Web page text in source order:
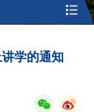
学的通知